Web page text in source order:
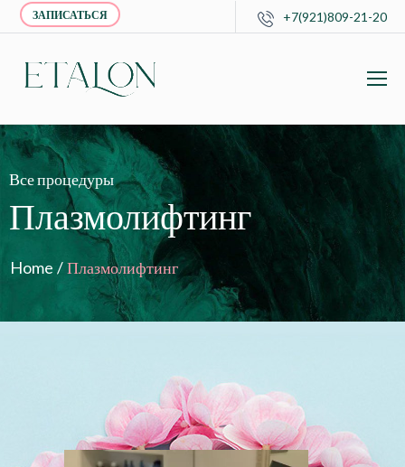
ЗАПИСАТЬСЯ +7(921)809-21-20
Все процедуры
Плазмолифтинг
Home /Плазмолифтинг